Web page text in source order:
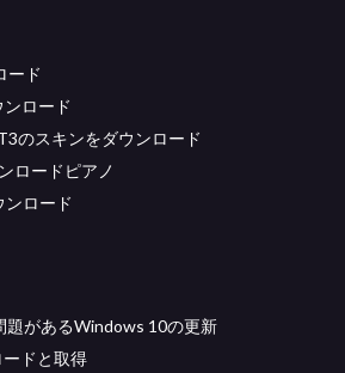
ード
ロード
のスキンをダウンロード
ロードピアノ
ロード
題があるWindows 10の更新
ドと取得